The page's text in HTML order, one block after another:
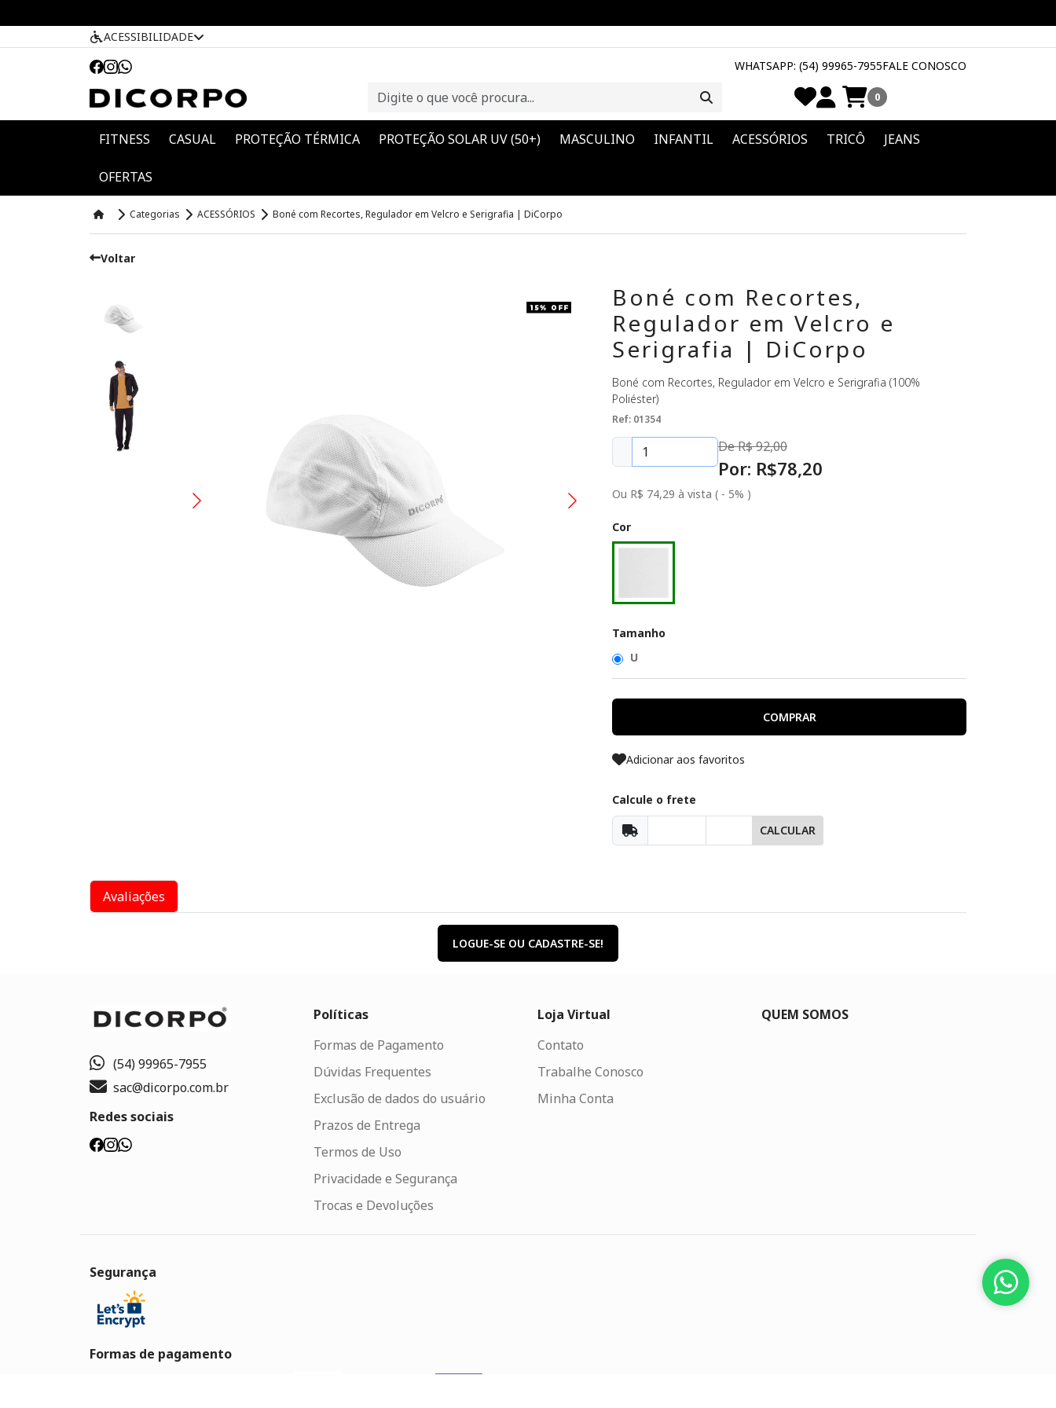
ACESSIBILIDADE
WHATSAPP: (54) 99965-7955FALE CONOSCO
0
FITNESS CASUAL PROTEÇÃO TÉRMICA PROTEÇÃO SOLAR UV (50+) MASCULINO INFANTIL ACESSÓRIOS TRICÔ JEANS
OFERTAS
Categorias ACESSÓRIOS Boné com Recortes, Regulador em Velcro e Serigrafia | DiCorpo
Voltar
Boné com Recortes,
Regulador em Velcro e
Serigrafia | DiCorpo
Boné com Recortes, Regulador em Velcro e Serigrafia (100%
Poliéster)
Ref: 01354
De R$92,00
Por: R$78,20
Ou R$ 74,29 à vista ( - 5% )
Cor
Tamanho
U
COMPRAR
Adicionar aos favoritos
Calcule o frete
CALCULAR
Avaliações
LOGUE-SE OU CADASTRE-SE!
(54) 99965-7955
sac@dicorpo.com.br
Redes sociais
Políticas
Formas de Pagamento
Dúvidas Frequentes
Exclusão de dados do usuário
Prazos de Entrega
Termos de Uso
Privacidade e Segurança
Trocas e Devoluções
Loja Virtual
Contato
Trabalhe Conosco
Minha Conta
QUEM SOMOS
Segurança
Formas de pagamento